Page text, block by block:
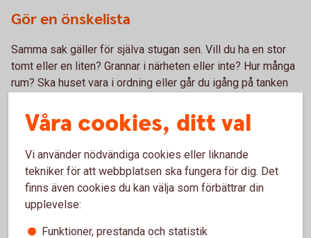
Gör en önskelista
Samma sak gäller för själva stugan sen. Vill du ha en stor
tomt eller en liten? Grannar i närheten eller inte? Hur många
rum? Ska huset vara i ordning eller går du igång på tanken
som du helst inte vill tumma på och se sen vad objekten du
hittar bockar för. Även om det knoppas för fullt ute så
försök att inte ha bråttom. Den där perfekta stugan finns,
men kanske inte precis just nu.
Säkra budgeten
Våra cookies, ditt val
Vi använder nödvändiga cookies eller liknande
tekniker för att webbplatsen ska fungera för dig. Det
finns även cookies du kan välja som förbättrar din
upplevelse:
Funktioner, prestanda och statistik